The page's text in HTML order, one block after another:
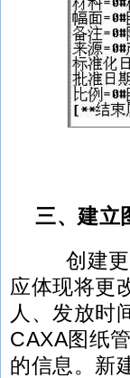
三、建立
创建更
应体现将更
人、发放时
CAXA图纸
的信息。新